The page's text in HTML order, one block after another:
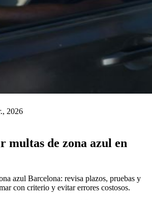
2026
multas de zona azul en
azul Barcelona: revisa plazos, pruebas y
con criterio y evitar errores costosos.